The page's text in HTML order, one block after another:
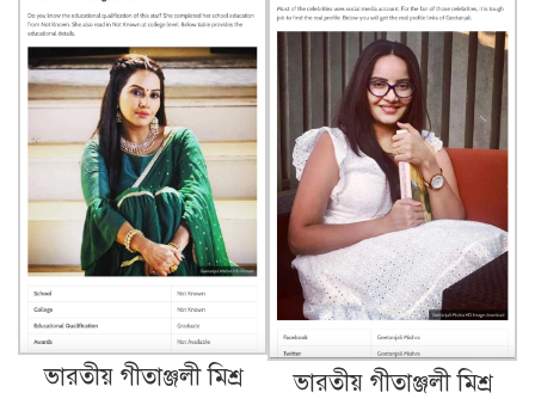
ভারতীয় গীতাঞ্জলী মিশ্র ভারতীয় গীতাঞ্জলী মিশ্র